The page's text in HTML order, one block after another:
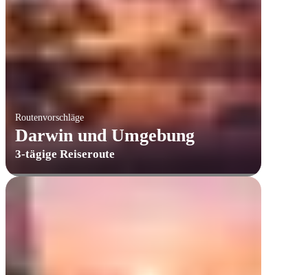
Routenvorschläge
Darwin und Umgebung
3-tägige Reiseroute